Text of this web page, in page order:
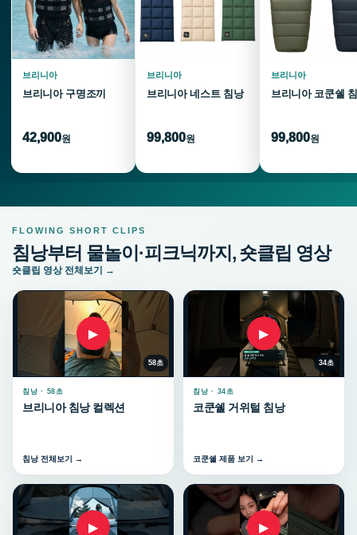
브리니아
브리니아 구명조끼
42,900원
브리니아
브리니아 네스트 침낭
99,800원
브리니아
브리니아 코쿤쉘
99,800원
FLOWING SHORT CLIPS
침낭부터 물놀이·피크닉까지, 숏클립 영상
숏클립 영상 전체보기 →
▶
58초
침낭 · 58초
브리니아 침낭 컬렉션
침낭 전체보기 →
▶
34초
침낭 · 34초
코쿤쉘 거위털 침낭
코쿤쉘 제품 보기 →
▶ ▶